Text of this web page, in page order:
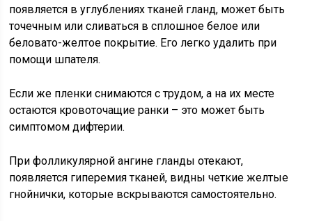
появляется в углублениях тканей гланд, может быть
точечным или сливаться в сплошное белое или
беловато-желтое покрытие. Его легко удалить при
помощи шпателя.
Если же пленки снимаются с трудом, а на их месте
остаются кровоточащие ранки – это может быть
симптомом дифтерии.
При фолликулярной ангине гланды отекают,
появляется гиперемия тканей, видны четкие желтые
гнойнички, которые вскрываются самостоятельно.